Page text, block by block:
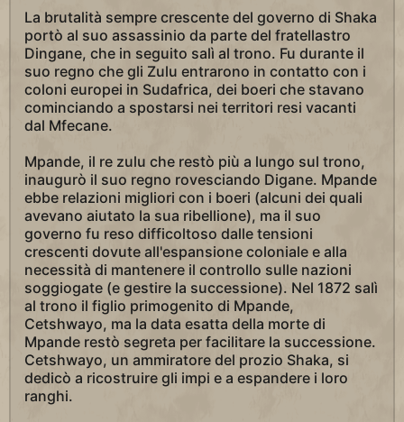
La brutalità sempre crescente del governo di Shaka
portò al suo assassinio da parte del fratellastro
Dingane, che in seguito salì al trono. Fu durante il
suo regno che gli Zulu entrarono in contatto con i
coloni europei in Sudafrica, dei boeri che stavano
cominciando a spostarsi nei territori resi vacanti
dal Mfecane.
Mpande, il re zulu che restò più a lungo sul trono,
inaugurò il suo regno rovesciando Digane. Mpande
ebbe relazioni migliori con i boeri (alcuni dei quali
avevano aiutato la sua ribellione), ma il suo
governo fu reso difficoltoso dalle tensioni
crescenti dovute all'espansione coloniale e alla
necessità di mantenere il controllo sulle nazioni
soggiogate (e gestire la successione). Nel 1872 salì
al trono il figlio primogenito di Mpande,
Cetshwayo, ma la data esatta della morte di
Mpande restò segreta per facilitare la successione.
Cetshwayo, un ammiratore del prozio Shaka, si
dedicò a ricostruire gli impi e a espandere i loro
ranghi.